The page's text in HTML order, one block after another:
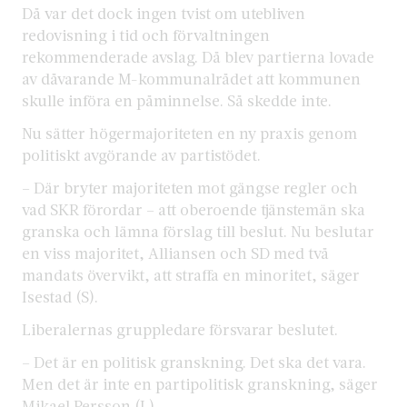
Då var det dock ingen tvist om utebliven
redovisning i tid och förvaltningen
rekommenderade avslag. Då blev partierna lovade
av dåvarande M-kommunalrådet att kommunen
skulle införa en påminnelse. Så skedde inte.
Nu sätter högermajoriteten en ny praxis genom
politiskt avgörande av partistödet.
– Där bryter majoriteten mot gängse regler och
vad SKR förordar – att oberoende tjänstemän ska
granska och lämna förslag till beslut. Nu beslutar
en viss majoritet, Alliansen och SD med två
mandats övervikt, att straffa en minoritet, säger
Isestad (S).
Liberalernas gruppledare försvarar beslutet.
– Det är en politisk granskning. Det ska det vara.
Men det är inte en partipolitisk granskning, säger